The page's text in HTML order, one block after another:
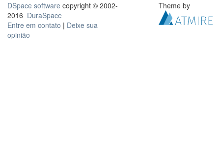
DSpace software copyright © 2002-
2016 DuraSpace
Entre em contato | Deixe sua
opinião
Theme by